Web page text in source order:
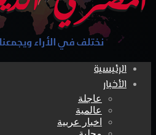
الرئيسية
الأخبار
عاجلة
عالمية
اخبار عربية